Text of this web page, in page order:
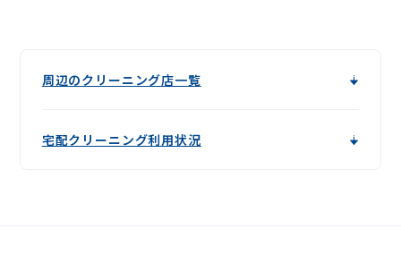
周辺のクリーニング店一覧
宅配クリーニング利用状況